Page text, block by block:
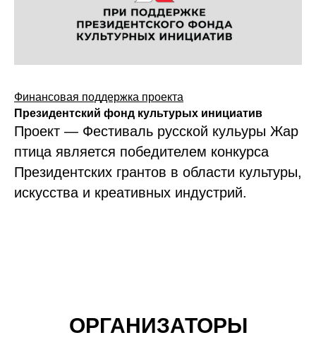
Финансовая поддержка проекта
Президентский фонд культурых инициатив
Проект — Фестиваль русской кульуры Жар
птица является победителем конкурса
Президентских грантов в области культуры,
искусства и креативных индустрий.
ОРГАНИЗАТОРЫ